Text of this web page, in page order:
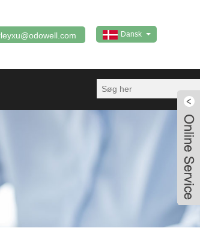
Dansk